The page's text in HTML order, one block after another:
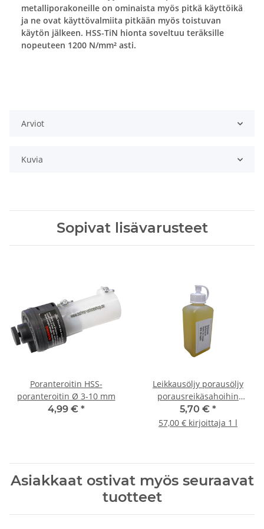
metalliporakoneille on ominaista myös pitkä käyttöikä
ja ne ovat käyttövalmiita pitkään myös toistuvan
käytön jälkeen. HSS-TiN hionta soveltuu teräksille
nopeuteen 1200 N/mm² asti.
Arviot
Kuvia
Sopivat lisävarusteet
Poranteroitin HSS-
poranteroitin Ø 3-10 mm
4,99 € *
Leikkausöljy porausöljy
porausreikäsahoihin
metallipora 100ml
5,70 € *
57,00 € kirjoittaja 1 l
Asiakkaat ostivat myös seuraavat
tuotteet